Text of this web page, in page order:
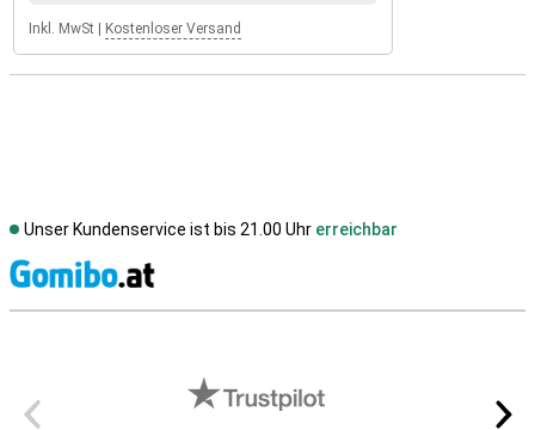
Inkl. MwSt Kostenloser Versand
Unser Kundenservice ist bis 21.00 Uhr erreichbar